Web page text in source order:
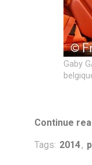
Gaby
Continue
Tags: 2014,